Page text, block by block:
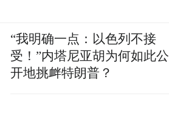
“我明确一点：以色列不接
受！”内塔尼亚胡为何如此公
开地挑衅特朗普？